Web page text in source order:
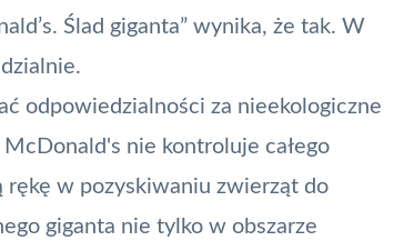
Ślad giganta” wynika, że tak. W
odpowiedzialności za nieekologiczne
nie kontroluje całego
rękę w pozyskiwaniu zwierząt do
giganta nie tylko w obszarze